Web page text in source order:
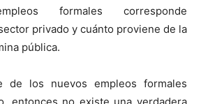
formales corresponde
privado y cuánto proviene de la
pública.
de los nuevos empleos formales